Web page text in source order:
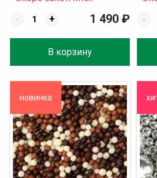
-
+
В корзину
1 490 ₽
-
новинка